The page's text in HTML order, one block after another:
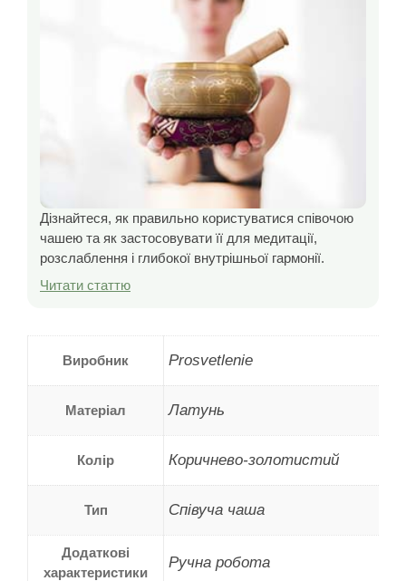
Дізнайтеся, як правильно користуватися співочою
чашею та як застосовувати її для медитації,
розслаблення і глибокої внутрішньої гармонії.
Читати статтю
Виробник Prosvetlenie
Матеріал Латунь
Колір Коричнево-золотистий
Тип Співуча чаша
Додаткові
характеристики
Ручна робота